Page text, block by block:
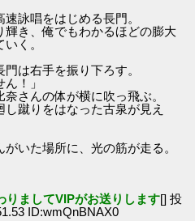
詠唱をはじめる長門。
輝き、俺でもわかるほどの膨大
く。
は右手を振り下ろす。
！」
さんの体が横に吹っ飛ぶ。
蹴りをはなった古泉が見え
いた場所に、光の筋が走る。
りましてVIPがお送りします[] 投
ID:wmQnBNAX0